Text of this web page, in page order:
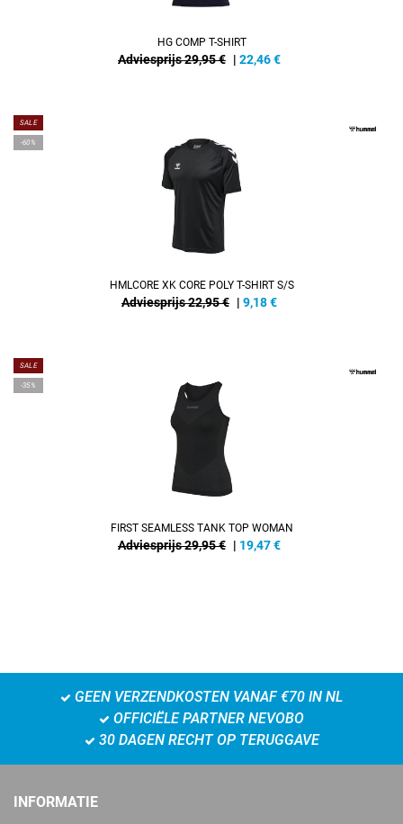
HG COMP T-SHIRT
Adviesprijs 29,95 € | 22,46€
SALE
-60%
HMLCORE XK CORE POLY T-SHIRT S/S
Adviesprijs 22,95 € | 9,18€
SALE
-35%
FIRST SEAMLESS TANK TOP WOMAN
Adviesprijs 29,95 € | 19,47€
GEEN VERZENDKOSTEN VANAF €70 IN NL
OFFICIËLE PARTNER NEVOBO
30 DAGEN RECHT OP TERUGGAVE
INFORMATIE